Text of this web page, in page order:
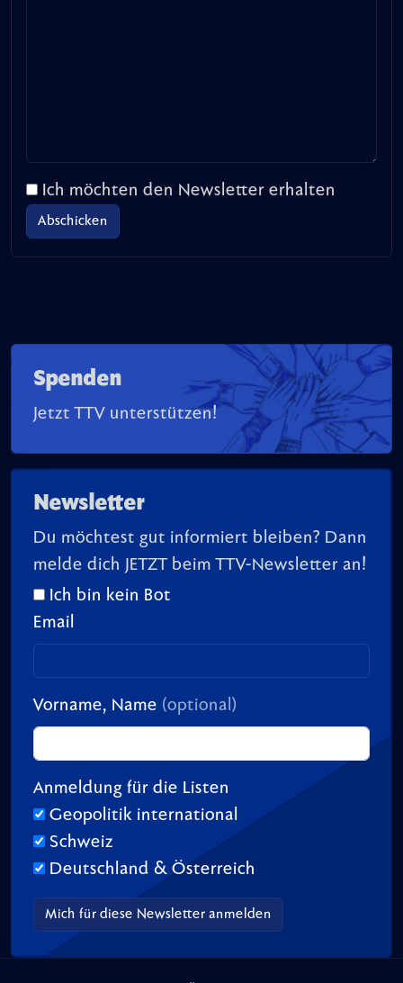
Ich möchten den Newsletter erhalten
Spenden
Jetzt TTV unterstützen!
Newsletter
Du möchtest gut informiert bleiben? Dann
melde dich JETZT beim TTV-Newsletter an!
Ich bin kein Bot
Email
Vorname, Name (optional)
Anmeldung für die Listen
Geopolitik international
Schweiz
Deutschland & Österreich